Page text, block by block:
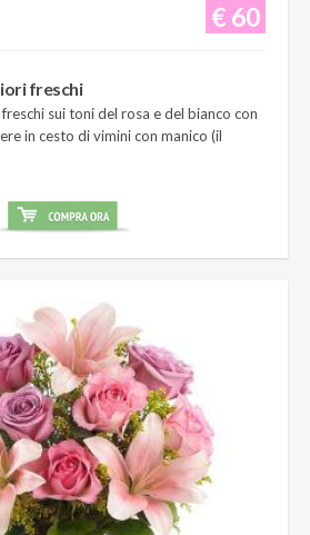
€ 60
freschi
sui toni del rosa e del bianco con
in cesto di vimini con manico (il